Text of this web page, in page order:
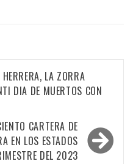
LA ZORRA
DIA DE MUERTOS CON
CARTERA DE
EN LOS ESTADOS
DEL 2023